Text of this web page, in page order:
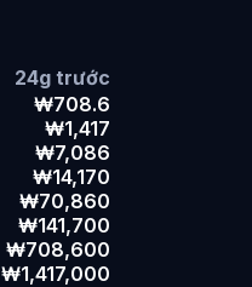
24g trước
₩708.6
₩1,417
₩7,086
₩14,170
₩70,860
₩141,700
₩708,600
₩1,417,000